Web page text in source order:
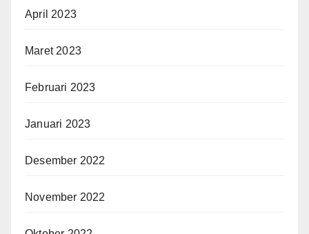
April 2023
Maret 2023
Februari 2023
Januari 2023
Desember 2022
November 2022